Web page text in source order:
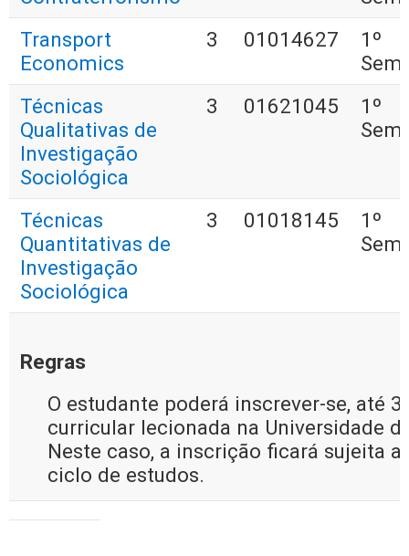
Transport
Economics
3 01014627
1º
Técnicas
Qualitativas de
Investigação
Sociológica
3 01621045
1º
Técnicas
Quantitativas de
Investigação
Sociológica
3 01018145
1º
Regras
O estudante poderá inscrever-se, até
curricular lecionada na Universidade
Neste caso, a inscrição ficará sujeita
ciclo de estudos.